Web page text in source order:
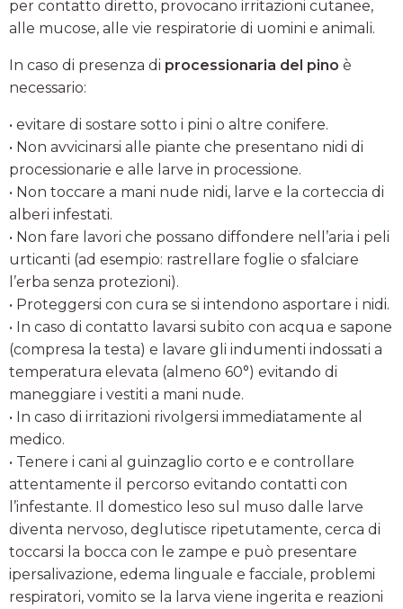
per contatto diretto, provocano irritazioni cutanee,
alle mucose, alle vie respiratorie di uomini e animali.
In caso di presenza di processionaria del pino è
necessario:
• evitare di sostare sotto i pini o altre conifere.
• Non avvicinarsi alle piante che presentano nidi di
processionarie e alle larve in processione.
• Non toccare a mani nude nidi, larve e la corteccia di
alberi infestati.
• Non fare lavori che possano diffondere nell’aria i peli
urticanti (ad esempio: rastrellare foglie o sfalciare
l’erba senza protezioni).
• Proteggersi con cura se si intendono asportare i nidi.
• In caso di contatto lavarsi subito con acqua e sapone
(compresa la testa) e lavare gli indumenti indossati a
temperatura elevata (almeno 60°) evitando di
maneggiare i vestiti a mani nude.
• In caso di irritazioni rivolgersi immediatamente al
medico.
• Tenere i cani al guinzaglio corto e e controllare
attentamente il percorso evitando contatti con
l’infestante. Il domestico leso sul muso dalle larve
diventa nervoso, deglutisce ripetutamente, cerca di
toccarsi la bocca con le zampe e può presentare
ipersalivazione, edema linguale e facciale, problemi
respiratori, vomito se la larva viene ingerita e reazioni